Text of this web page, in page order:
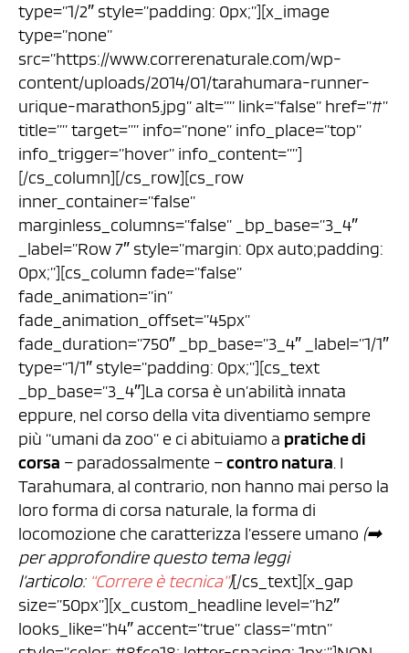
type=”1/2″ style=”padding: 0px;”][x_image
type=”none”
src=”https://www.correrenaturale.com/wp-
content/uploads/2014/01/tarahumara-runner-
urique-marathon5.jpg” alt=”” link=”false” href=”#”
title=”” target=”” info=”none” info_place=”top”
info_trigger=”hover” info_content=””]
[/cs_column][/cs_row][cs_row
inner_container=”false”
marginless_columns=”false” _bp_base=”3_4″
_label=”Row 7″ style=”margin: 0px auto;padding:
0px;”][cs_column fade=”false”
fade_animation=”in”
fade_animation_offset=”45px”
fade_duration=”750″ _bp_base=”3_4″ _label=”1/1″
type=”1/1″ style=”padding: 0px;”][cs_text
_bp_base=”3_4″]La corsa è un’abilità innata
eppure, nel corso della vita diventiamo sempre
più “umani da zoo” e ci abituiamo a pratiche di
corsa – paradossalmente –contro natura. I
Tarahumara, al contrario, non hanno mai perso la
loro forma di corsa naturale, la forma di
locomozione che caratterizza l’essere umano (➡︎
per approfondire questo tema leggi
l’articolo: “Correre è tecnica”)[/cs_text][x_gap
size=”50px”][x_custom_headline level=”h2″
looks_like=”h4″ accent=”true” class=”mtn”